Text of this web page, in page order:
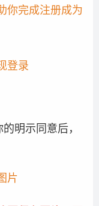
你完成注册成为
登录
明示同意后，
片